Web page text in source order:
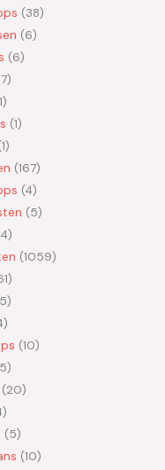
38
6
6
1
1
1
167
4
5
1059
10
20
5
10